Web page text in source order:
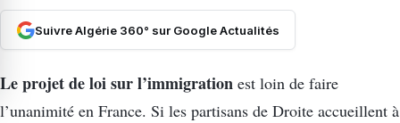
Suivre Algérie 360° sur Google Actualités
Le projet de loi sur l’immigration est loin de faire
l’unanimité en France. Si les partisans de Droite accueillent à